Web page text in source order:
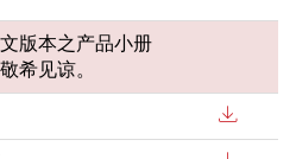
版本之产品小册
希见谅。